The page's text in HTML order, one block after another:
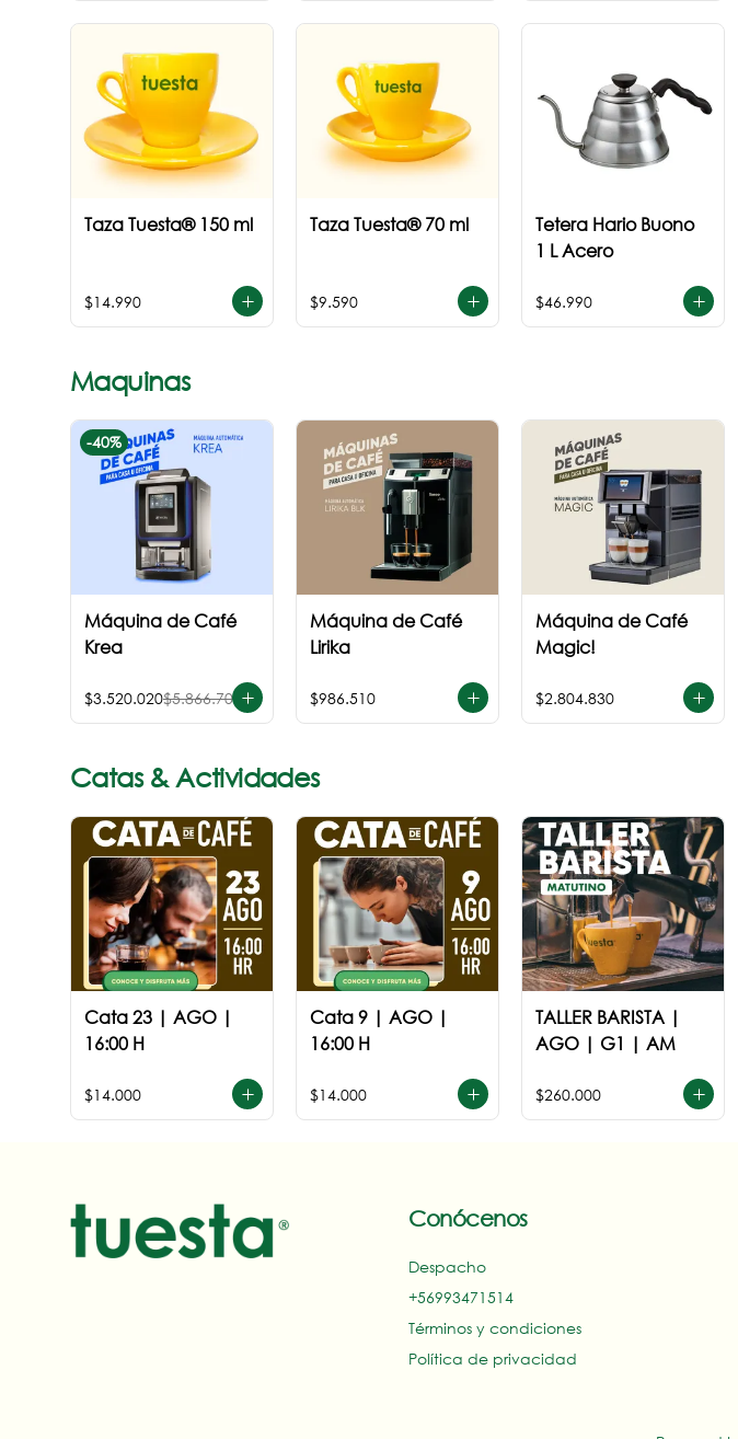
Taza Tuesta® 150 ml
$14.990
Taza Tuesta® 70 ml
$9.590
Tetera Hario Buono
1 L Acero
$46.990
Maquinas
-40%
Máquina de Café
Krea
$3.520.020$5.866.700
Máquina de Café
Lirika
$986.510
Máquina de Café
Magic!
$2.804.830
Catas & Actividades
Cata 23 | AGO |
16:00 H
$14.000
Cata 9 | AGO |
16:00 H
$14.000
TALLER BARISTA |
AGO | G1 | AM
$260.000
Conócenos
Despacho
+56993471514‬
Términos y condiciones
Política de privacidad